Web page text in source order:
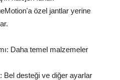
özel jantlar yerine
Daha temel malzemeler
Bel desteği ve diğer ayarlar